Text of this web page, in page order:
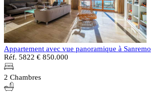
Appartement avec vue panoramique à Sanremo
Réf. 5822 € 850.000
2 Chambres